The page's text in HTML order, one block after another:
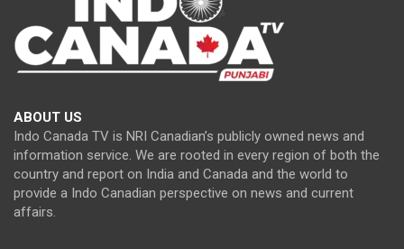
ABOUT US
Indo Canada TV is NRI Canadian’s publicly owned news and
information service. We are rooted in every region of both the
country and report on India and Canada and the world to
provide a Indo Canadian perspective on news and current
affairs.